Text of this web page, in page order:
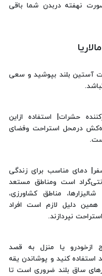
نهفته دربدن شما باقی
آستین بلند بپوشید و سعی
حشرات| استفاده ازاین
درمحل استراحت وفضای
دمای مناسب برای زندگی
بین۲۰تا۳۰درجه سانتی‌گراد است ومناطق مستعد
مناطق کشاورزی،
دلیل لازم است افراد
نپردازند.
ازخودرو یا منزل به قصد
استفاده کنید و پوشاندن یقه
ساق بلند ضروری است تا